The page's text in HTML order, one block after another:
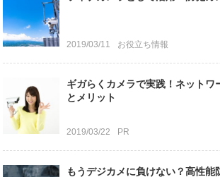
2019/03/11 お役立ち情報
ギガらくカメラで実践！ネットワ
とメリット
2019/03/22 PR
もうデジカメに負けない？高性能